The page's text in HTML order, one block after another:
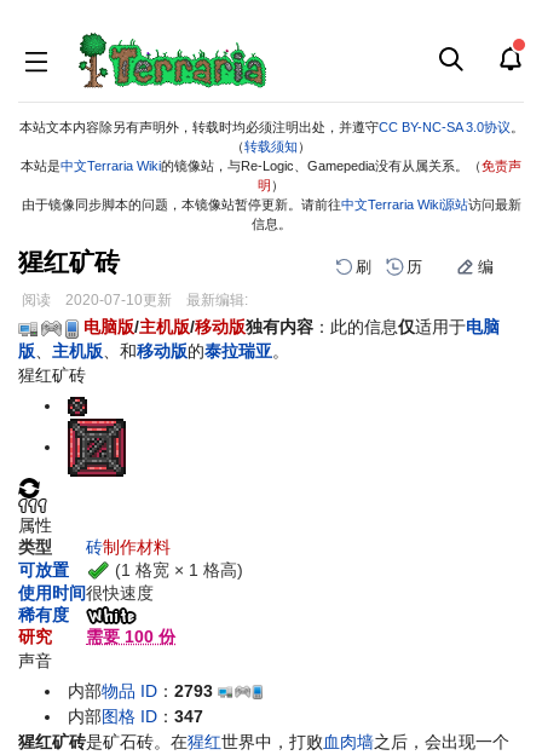
本站文本内容除另有声明外，转载时均必须注明出处，并遵守CC BY-NC-SA 3.0协议
（转载须知 ）
本站是中文Terraria Wiki的镜像站，与Re-Logic、Gamepedia没有从属关系。（免责声
明 ）
由于镜像同步脚本的问题，本镜像站暂停更新。请前往中文Terraria Wiki源站访问最新
信息。
猩红矿砖 刷 历 编
阅读 2020-07-10更新 最新编辑:
跳
到
导
跳
到
搜
电脑版/主机版/移动版独有内容 ：此的信息仅适用于电脑
版、 主机版、和移动版的泰拉瑞亚。
猩红矿砖
属性
类型
砖制作材料
可放置
(1 格宽 × 1 格高)
使用时间很快速度
稀有度
研究
需要 100 份
声音
内部物品 ID ：2793
内部图格 ID ：347
猩红矿砖是矿石砖。在猩红世界中，打败血肉墙之后，会出现一个